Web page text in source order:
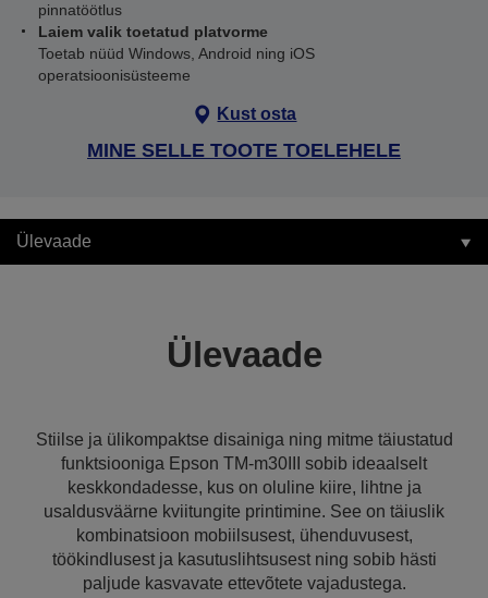
pinnatöötlus
Laiem valik toetatud platvorme
Toetab nüüd Windows, Android ning iOS
operatsioonisüsteeme
Kust osta
MINE SELLE TOOTE TOELEHELE
Ülevaade
Ülevaade
Stiilse ja ülikompaktse disainiga ning mitme täiustatud
funktsiooniga Epson TM-m30III sobib ideaalselt
keskkondadesse, kus on oluline kiire, lihtne ja
usaldusväärne kviitungite printimine. See on täiuslik
kombinatsioon mobiilsusest, ühenduvusest,
töökindlusest ja kasutuslihtsusest ning sobib hästi
paljude kasvavate ettevõtete vajadustega.